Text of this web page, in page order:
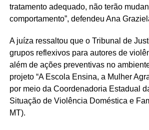
tratamento adequado, não terão
comportamento”, defendeu Ana
A juíza ressaltou que o Tribunal de
grupos reflexivos para autores de
além de ações preventivas no
projeto “A Escola Ensina, a Mulher
por meio da Coordenadoria Estadual
Situação de Violência Doméstica e
MT).